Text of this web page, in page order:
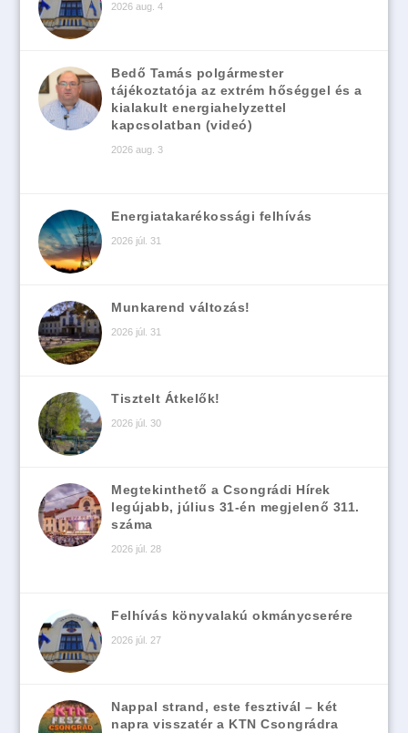
2026 aug. 4
Bedő Tamás polgármester
tájékoztatója az extrém hőséggel és a
kialakult energiahelyzettel
kapcsolatban (videó)
2026 aug. 3
Energiatakarékossági felhívás
2026 júl. 31
Munkarend változás!
2026 júl. 31
Tisztelt Átkelők!
2026 júl. 30
Megtekinthető a Csongrádi Hírek
legújabb, július 31-én megjelenő 311.
száma
2026 júl. 28
Felhívás könyvalakú okmánycserére
2026 júl. 27
Nappal strand, este fesztivál – két
napra visszatér a KTN Csongrádra